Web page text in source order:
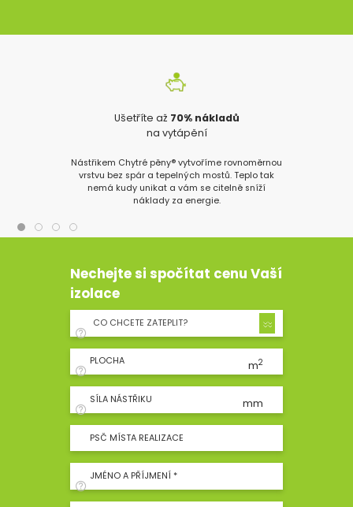
Ušetříte až 70% nákladů
na vytápění
Nástřikem Chytré pěny® vytvoříme rovnoměrnou
vrstvu bez spár a tepelných mostů. Teplo tak
nemá kudy unikat a vám se citelně sníží
náklady za energie.
Nechejte si spočítat cenu Vaší
izolace
CO CHCETE ZATEPLIT?
PLOCHA m2
SÍLA NÁSTŘIKU mm
PSČ MÍSTA REALIZACE
JMÉNO A PŘÍJMENÍ *